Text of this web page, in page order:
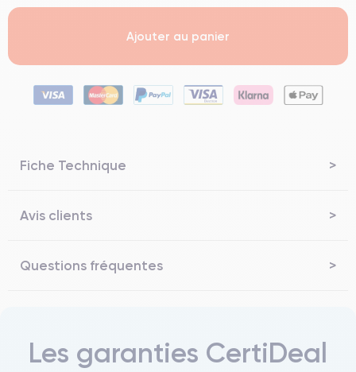
Ajouter au panier
Fiche Technique
Avis clients
Questions fréquentes
Les garanties CertiDeal